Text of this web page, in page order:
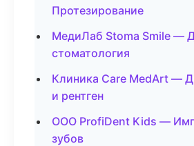
Протезирование
МедиЛаб Stoma Smile —
стоматология
Клиника Care MedArt —
и рентген
ООО ProfiDent Kids —
зубов